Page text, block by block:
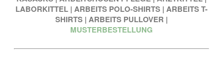
LABORKITTEL | ARBEITS POLO-SHIRTS | ARBEITS T-
SHIRTS | ARBEITS PULLOVER |
MUSTERBESTELLUNG